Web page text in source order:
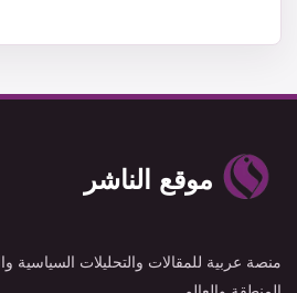
موقع الناشر
منصة عربية للمقالات والتحليلات السياسية